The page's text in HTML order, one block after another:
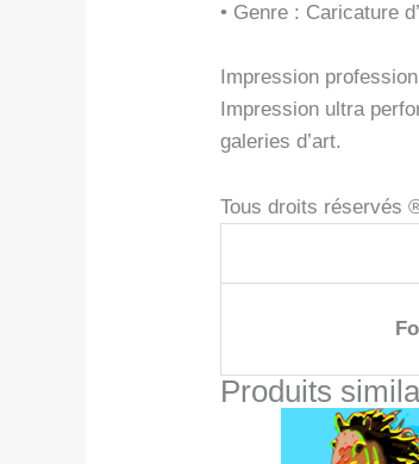
• Genre : Caricature
Impression
Impression ultra
galeries d’art.
Tous droits réservés
Produits